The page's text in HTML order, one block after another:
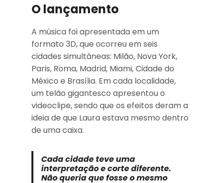
O lançamento
A música foi apresentada em um
formato 3D, que ocorreu em seis
cidades simultâneas: Milão, Nova York,
Paris, Roma, Madrid, Miami, Cidade do
México e Brasília. Em cada localidade,
um telão gigantesco apresentou o
videoclipe, sendo que os efeitos deram a
ideia de que Laura estava mesmo dentro
de uma caixa.
Cada cidade teve uma
interpretação e corte diferente.
Não queria que fosse o mesmo